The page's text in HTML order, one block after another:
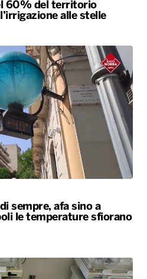
60% del territorio
alle stelle
sempre, afa sino a
le temperature sfiorano